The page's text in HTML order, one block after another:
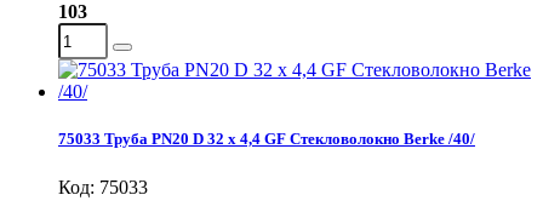
103
75033 Труба PN20 D 32 x 4,4 GF Стекловолокно Berke /40/
Код: 75033